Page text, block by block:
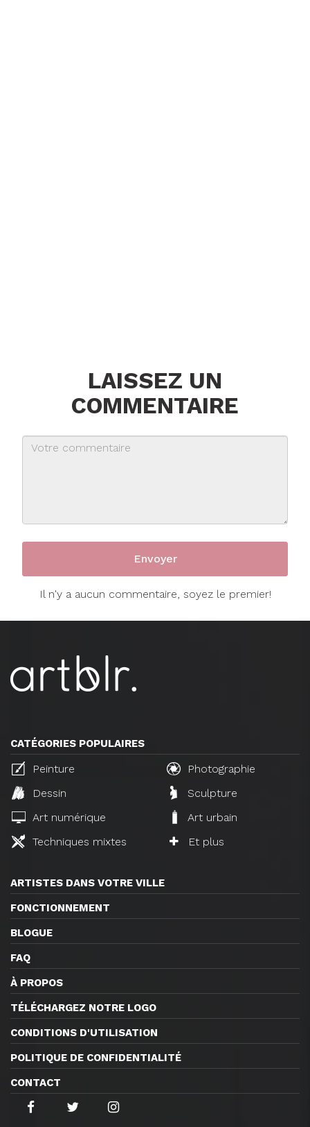
LAISSEZ UN
COMMENTAIRE
Il n'y a aucun commentaire, soyez le premier!
CATÉGORIES POPULAIRES
Peinture
Photographie
Dessin
Sculpture
Art numérique
Art urbain
Techniques mixtes
Et plus
ARTISTES DANS VOTRE VILLE
FONCTIONNEMENT
BLOGUE
FAQ
À PROPOS
TÉLÉCHARGEZ NOTRE LOGO
CONDITIONS D'UTILISATION
POLITIQUE DE CONFIDENTIALITÉ
CONTACT